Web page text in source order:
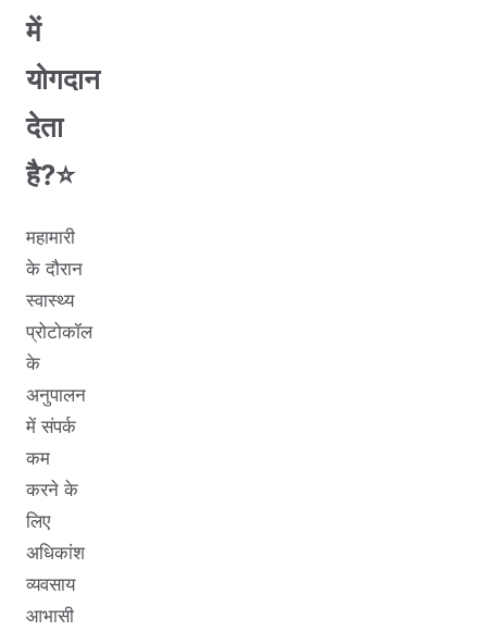
में
योगदान
देता
है?⭐️
महामारी
के दौरान
स्वास्थ्य
प्रोटोकॉल
के
अनुपालन
में संपर्क
कम
करने के
लिए
अधिकांश
व्यवसाय
आभासी